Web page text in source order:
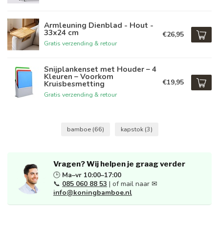
Armleuning Dienblad - Hout -
33x24 cm
Gratis verzending & retour
€26,95
Snijplankenset met Houder – 4
Kleuren – Voorkom
Kruisbesmetting
Gratis verzending & retour
€19,95
bamboe (66) kapstok (3)
Vragen? Wij helpen je graag verder
🕒 Ma–vr 10:00–17:00
📞 085 060 88 53 | of mail naar ✉
info@koningbamboe.nl